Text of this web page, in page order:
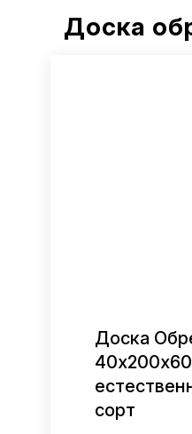
Доска
В
Доска
сорт